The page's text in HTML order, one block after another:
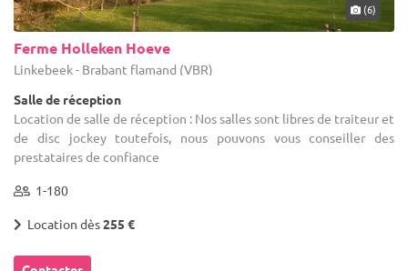
(6)
Ferme Holleken Hoeve
Linkebeek - Brabant flamand (VBR)
Salle de réception
Location de salle de réception : Nos salles sont libres de traiteur et
de disc jockey toutefois, nous pouvons vous conseiller des
prestataires de confiance
1-180
Location dès255 €